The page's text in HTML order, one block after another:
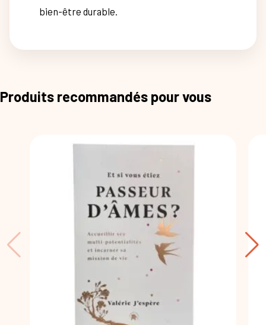
bien-être durable.
Produits recommandés pour vous